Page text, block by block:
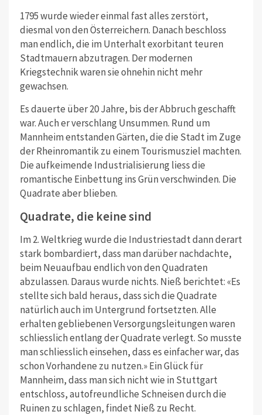
1795 wurde wieder einmal fast alles zerstört,
diesmal von den Österreichern. Danach beschloss
man endlich, die im Unterhalt exorbitant teuren
Stadtmauern abzutragen. Der modernen
Kriegstechnik waren sie ohnehin nicht mehr
gewachsen.
Es dauerte über 20 Jahre, bis der Abbruch geschafft
war. Auch er verschlang Unsummen. Rund um
Mannheim entstanden Gärten, die die Stadt im Zuge
der Rheinromantik zu einem Tourismusziel machten.
Die aufkeimende Industrialisierung liess die
romantische Einbettung ins Grün verschwinden. Die
Quadrate aber blieben.
Quadrate, die keine sind
Im 2. Weltkrieg wurde die Industriestadt dann derart
stark bombardiert, dass man darüber nachdachte,
beim Neuaufbau endlich von den Quadraten
abzulassen. Daraus wurde nichts. Nieß berichtet: «Es
stellte sich bald heraus, dass sich die Quadrate
natürlich auch im Untergrund fortsetzten. Alle
erhalten gebliebenen Versorgungsleitungen waren
schliesslich entlang der Quadrate verlegt. So musste
man schliesslich einsehen, dass es einfacher war, das
schon Vorhandene zu nutzen.» Ein Glück für
Mannheim, dass man sich nicht wie in Stuttgart
entschloss, autofreundliche Schneisen durch die
Ruinen zu schlagen, findet Nieß zu Recht.